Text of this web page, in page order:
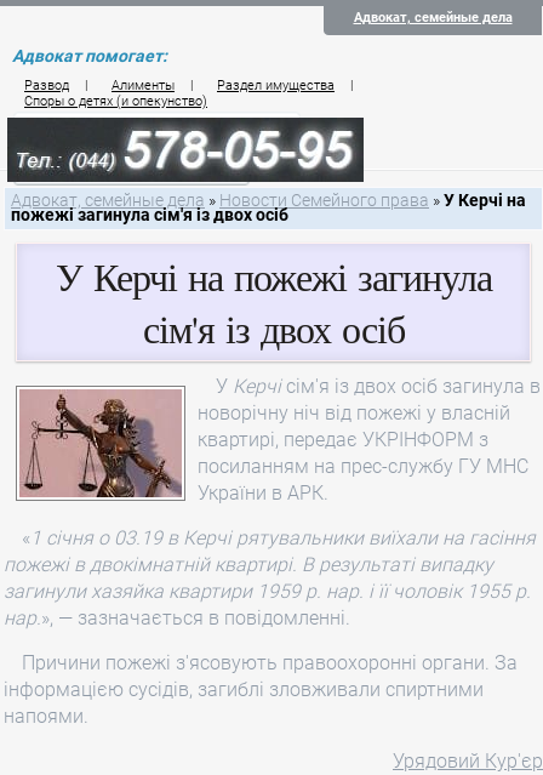
Адвокат, семейные дела
Адвокат помогает:
Развод | Алименты | Раздел имущества
|
Споры о детях (и опекунство)
Цены на услуги по семейному праву
Контакты семейного юриста
Адвокат, семейные дела » Новости Семейного права »У Керчі на
пожежі загинула сім'я із двох осіб
У Керчі на пожежі загинула
сім'я із двох осіб
У Керчісім'я із двох осіб загинула в
новорічну ніч від пожежі у власній
квартирі, передає УКРІНФОРМ з
посиланням на прес-службу ГУ МНС
України в АРК.
« 1 січня о 03.19 в Керчірятувальники виїхали на гасіння
пожежі в двокімнатній квартирі. В результаті випадку
загинули хазяйка квартири 1959 р. нар. і її чоловік 1955 р.
нар.», — зазначається в повідомленні.
Причини пожежі з'ясовують правоохоронні органи. За
інформацією сусідів, загиблі зловживали спиртними
напоями.
Урядовий Кур'єр